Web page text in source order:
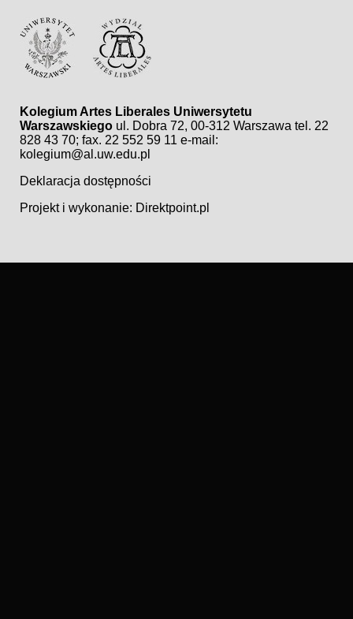
Kolegium Artes Liberales Uniwersytetu
Warszawskiego ul. Dobra 72, 00-312 Warszawa tel. 22
828 43 70; fax. 22 552 59 11 e-mail:
kolegium@al.uw.edu.pl
Deklaracja dostępności
Projekt i wykonanie: Direktpoint.pl